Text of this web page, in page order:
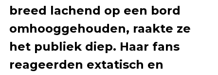
breed lachend op een bord
omhooggehouden, raakte ze
het publiek diep. Haar fans
reageerden extatisch en